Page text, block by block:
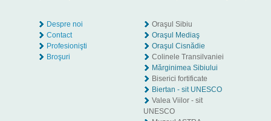
Despre noi
Contact
Profesionişti
Broşuri
Oraşul Sibiu
Oraşul Mediaş
Oraşul Cisnădie
Colinele Transilvaniei
Mărginimea Sibiului
Biserici fortificate
Biertan - sit UNESCO
Valea Viilor - sit
UNESCO